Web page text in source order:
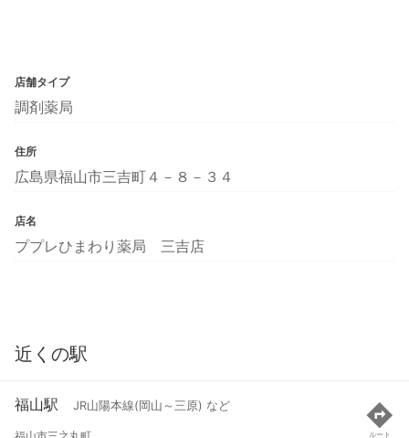
店舗タイプ
調剤薬局
住所
広島県福山市三吉町４－８－３４
店名
ププレひまわり薬局 三吉店
近くの駅
福山駅 JR山陽本線(岡山～三原) など
ルート